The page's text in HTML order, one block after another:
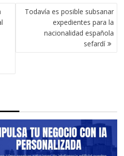
Todavía es posible subsanar
expedientes para la
nacionalidad española
sefardí